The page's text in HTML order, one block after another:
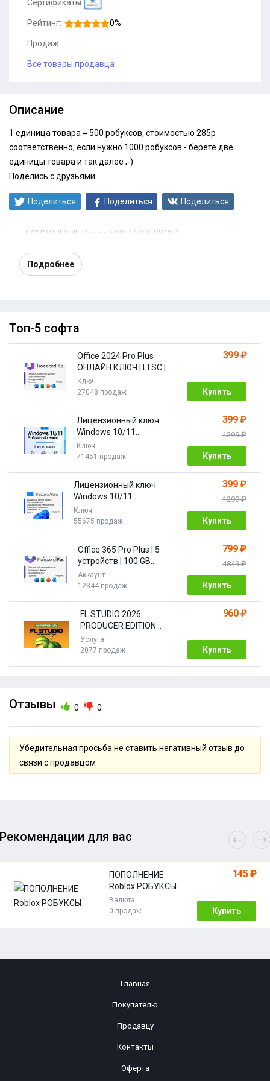
Сертификаты
Рейтинг: 0%
Продаж:
Все товары продавца
Описание
1 единица товара = 500 робуксов, стоимостью 285р
соответственно, если нужно 1000 робуксов - берете две
единицы товара и так далее ;-)
Поделись с друзьями
Поделиться Поделиться Поделиться
ПОПОЛНЕНИЕ Roblox 500 R (РОБУКСЫ)
Подробнее
Топ-5 софта
Office 2024 Pro Plus
ОНЛАЙН КЛЮЧ | LTSC | +
ПОДАРОК
Ключ
27048 продаж
399 ₽
Купить
Лицензионный ключ
Windows 10/11
Pro/Home 32/64 bit
Ключ
71451 продаж
399 ₽
1299 ₽
Купить
Лицензионный ключ
Windows 10/11
PRO/HOME | с привязкой
Ключ
55675 продаж
399 ₽
1299 ₽
Купить
Office 365 Pro Plus | 5
устройств | 100 GB
Облако| 1 год
Аккаунт
12844 продаж
799 ₽
4849 ₽
Купить
FL STUDIO 2026
PRODUCER EDITION
[Бессрочная]
Услуга
2077 продаж
960 ₽
Купить
Отзывы 0 0
Убедительная просьба не ставить негативный отзыв до
связи с продавцом
Рекомендации для вас
ПОПОЛНЕНИЕ
Roblox РОБУКСЫ
Валюта
0 продаж
145 ₽
Купить
Главная
Покупателю
Продавцу
Контакты
Оферта